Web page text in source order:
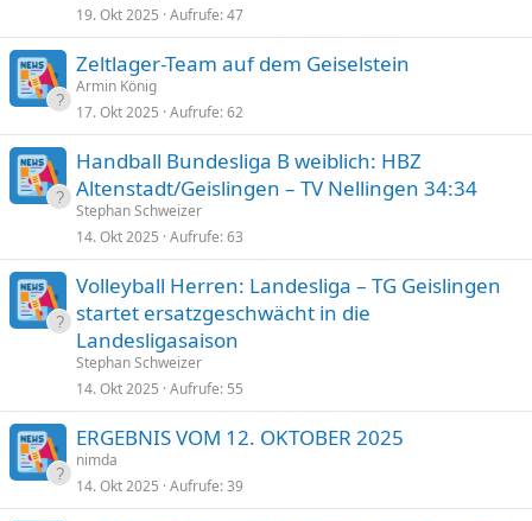
19. Okt 2025 Aufrufe 47
Zeltlager-Team auf dem Geiselstein
Armin König
17. Okt 2025 Aufrufe 62
Handball Bundesliga B weiblich: HBZ
Altenstadt/Geislingen – TV Nellingen 34:34
Stephan Schweizer
14. Okt 2025 Aufrufe 63
Volleyball Herren: Landesliga – TG Geislingen
startet ersatzgeschwächt in die
Landesligasaison
Stephan Schweizer
14. Okt 2025 Aufrufe 55
ERGEBNIS VOM 12. OKTOBER 2025
nimda
14. Okt 2025 Aufrufe 39